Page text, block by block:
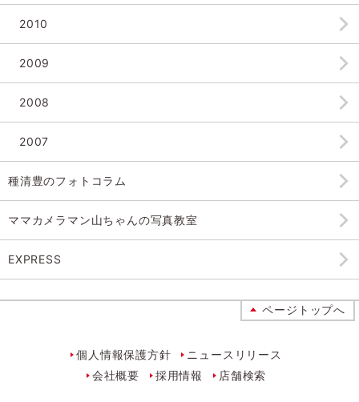
2010
2009
2008
2007
種清豊のフォトコラム
ママカメラマン山ちゃんの写真教室
EXPRESS
ページトップへ
個人情報保護方針
ニュースリリース
会社概要
採用情報 店舗検索